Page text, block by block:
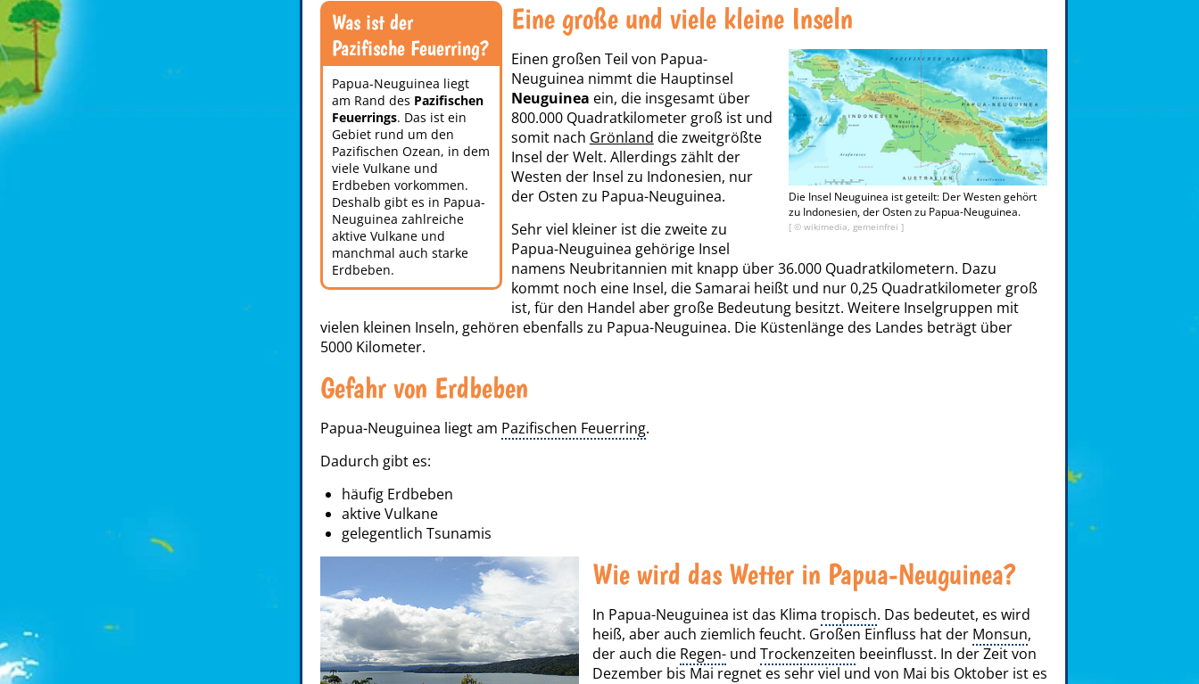
Was ist der
Pazifische Feuerring?
Papua-Neuguinea liegt
am Rand des Pazifischen
Feuerrings. Das ist ein
Gebiet rund um den
Pazifischen Ozean, in dem
viele Vulkane und
Erdbeben vorkommen.
Deshalb gibt es in Papua-
Neuguinea zahlreiche
aktive Vulkane und
manchmal auch starke
Erdbeben.
Eine große und viele kleine Inseln
Die Insel Neuguinea ist geteilt: Der Westen gehört
zu Indonesien, der Osten zu Papua-Neuguinea.
[ © wikimedia, gemeinfrei ]
Einen großen Teil von Papua-
Neuguinea nimmt die Hauptinsel
Neuguinea ein, die insgesamt über
800.000 Quadratkilometer groß ist und
somit nach Grönland die zweitgrößte
Insel der Welt. Allerdings zählt der
Westen der Insel zu Indonesien, nur
der Osten zu Papua-Neuguinea.
Sehr viel kleiner ist die zweite zu
Papua-Neuguinea gehörige Insel
namens Neubritannien mit knapp über 36.000 Quadratkilometern. Dazu
kommt noch eine Insel, die Samarai heißt und nur 0,25 Quadratkilometer groß
ist, für den Handel aber große Bedeutung besitzt. Weitere Inselgruppen mit
vielen kleinen Inseln, gehören ebenfalls zu Papua-Neuguinea. Die Küstenlänge des Landes beträgt über
5000 Kilometer.
Gefahr von Erdbeben
Papua-Neuguinea liegt am Pazifischen Feuerring.
Dadurch gibt es:
häufig Erdbeben
aktive Vulkane
gelegentlich Tsunamis
Wie wird das Wetter in Papua-Neuguinea?
In Papua-Neuguinea ist das Klima tropisch. Das bedeutet, es wird
heiß, aber auch ziemlich feucht. Großen Einfluss hat der Monsun,
der auch die Regen- und Trockenzeiten beeinflusst. In der Zeit von
Dezember bis Mai regnet es sehr viel und von Mai bis Oktober ist es